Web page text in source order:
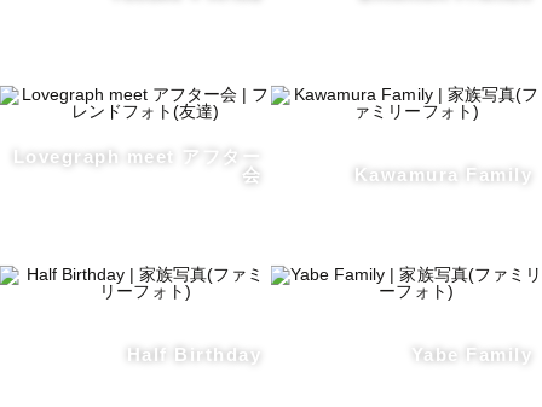
Lovegraph meet アフター
会
Kawamura Family
Half Birthday Yabe Family